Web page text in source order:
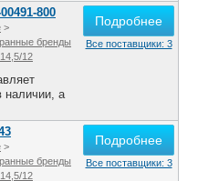
800
>
бренды
12
наличии, а
Подробнее
Все поставщики: 3
>
бренды
12
Подробнее
Все поставщики: 3